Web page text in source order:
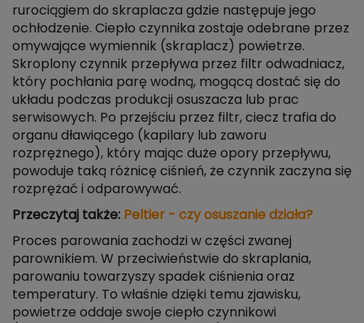
rurociągiem do skraplacza gdzie następuje jego
ochłodzenie. Ciepło czynnika zostaje odebrane przez
omywające wymiennik (skraplacz) powietrze.
Skroplony czynnik przepływa przez filtr odwadniacz,
który pochłania parę wodną, mogącą dostać się do
układu podczas produkcji osuszacza lub prac
serwisowych. Po przejściu przez filtr, ciecz trafia do
organu dławiącego (kapilary lub zaworu
rozprężnego), który mając duże opory przepływu,
powoduje taką różnicę ciśnień, że czynnik zaczyna się
rozprężać i odparowywać.
Przeczytaj także: Peltier - czy osuszanie działa?
Proces parowania zachodzi w części zwanej
parownikiem. W przeciwieństwie do skraplania,
parowaniu towarzyszy spadek ciśnienia oraz
temperatury. To właśnie dzięki temu zjawisku,
powietrze oddaje swoje ciepło czynnikowi